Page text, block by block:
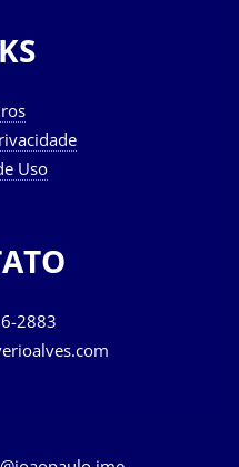
Uso
2883